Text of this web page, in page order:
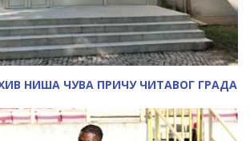
НИША ЧУВА ПРИЧУ ЧИТАВОГ ГРАДА